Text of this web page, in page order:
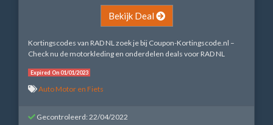
Bekijk Deal
Kortingscodes van RAD NL zoek je bij Coupon-Kortingscode.nl –
Check nu de motorkleding en onderdelen deals voor RAD NL
Expired On 01/01/2023
Auto Motor en Fiets
Gecontroleerd: 22/04/2022